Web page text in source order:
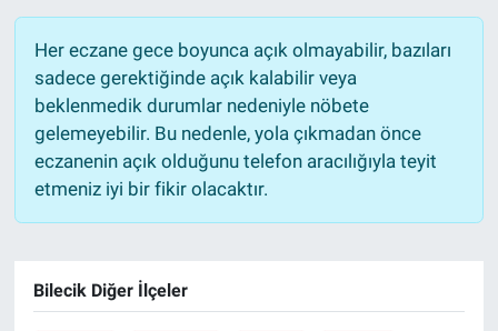
Her eczane gece boyunca açık olmayabilir, bazıları
sadece gerektiğinde açık kalabilir veya
beklenmedik durumlar nedeniyle nöbete
gelemeyebilir. Bu nedenle, yola çıkmadan önce
eczanenin açık olduğunu telefon aracılığıyla teyit
etmeniz iyi bir fikir olacaktır.
Bilecik Diğer İlçeler